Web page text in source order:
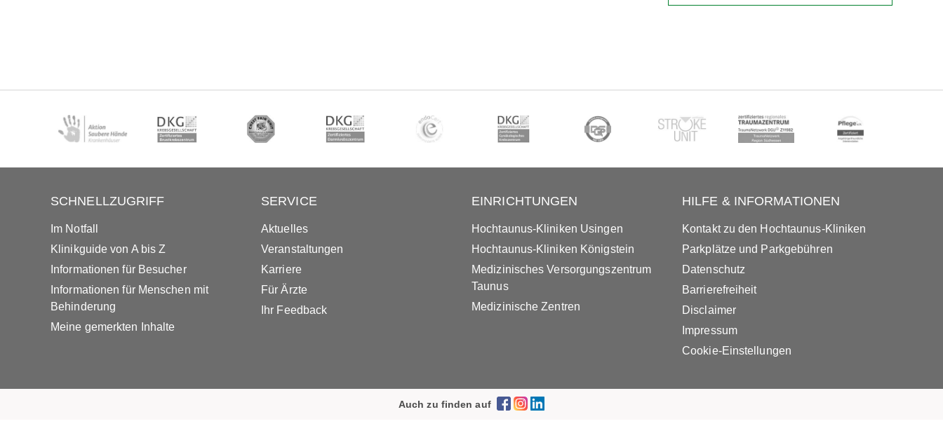
SCHNELLZUGRIFF
Im Notfall
Klinikguide von A bis Z
Informationen für Besucher
Informationen für Menschen mit
Behinderung
Meine gemerkten Inhalte
SERVICE
Aktuelles
Veranstaltungen
Karriere
Für Ärzte
Ihr Feedback
EINRICHTUNGEN
Hochtaunus-Kliniken Usingen
Hochtaunus-Kliniken Königstein
Medizinisches Versorgungszentrum
Taunus
Medizinische Zentren
HILFE & INFORMATIONEN
Kontakt zu den Hochtaunus-Kliniken
Parkplätze und Parkgebühren
Datenschutz
Barrierefreiheit
Disclaimer
Impressum
Cookie-Einstellungen
Auch zu finden auf